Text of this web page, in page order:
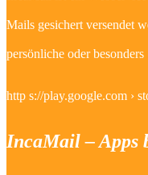
Mails gesichert versendet
persönliche oder
http s://play.google.com ›
IncaMail – Apps